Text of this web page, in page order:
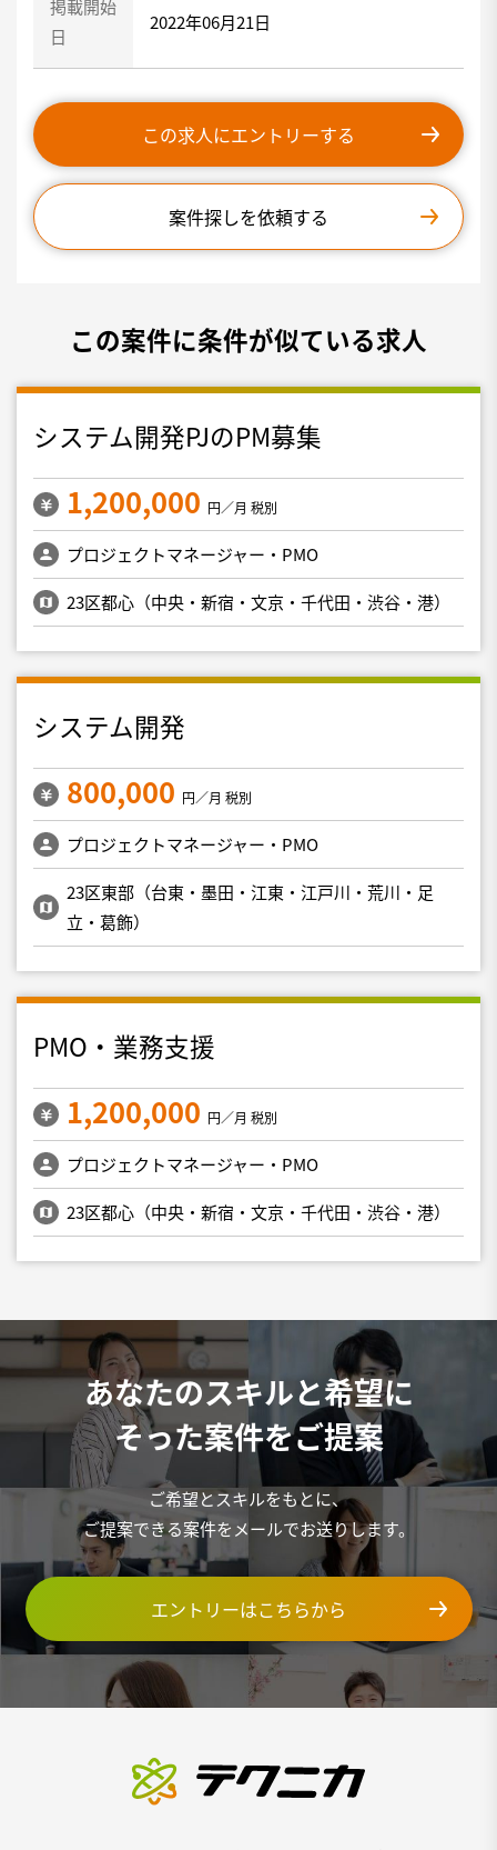
掲載開始
日
2022年06月21日
この求人にエントリーする
案件探しを依頼する
この案件に条件が似ている求人
システム開発PJのPM募集
1,200,000 円／月 税別
プロジェクトマネージャー・PMO
23区都心（中央・新宿・文京・千代田・渋谷・港）
システム開発
800,000 円／月 税別
プロジェクトマネージャー・PMO
23区東部（台東・墨田・江東・江戸川・荒川・足
立・葛飾）
PMO・業務支援
1,200,000 円／月 税別
プロジェクトマネージャー・PMO
23区都心（中央・新宿・文京・千代田・渋谷・港）
あなたのスキルと希望に
そった案件をご提案
ご希望とスキルをもとに、
ご提案できる案件をメールでお送りします。
エントリーはこちらから